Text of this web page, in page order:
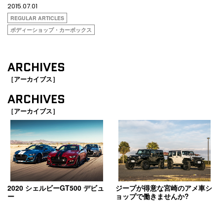
2015.07.01
REGULAR ARTICLES
ボディーショップ・カーボックス
ARCHIVES
［アーカイブス］
ARCHIVES
［アーカイブス］
2020 シェルビーGT500 デビュ
ー
ジープが得意な宮崎のアメ車シ
ョップで働きませんか?